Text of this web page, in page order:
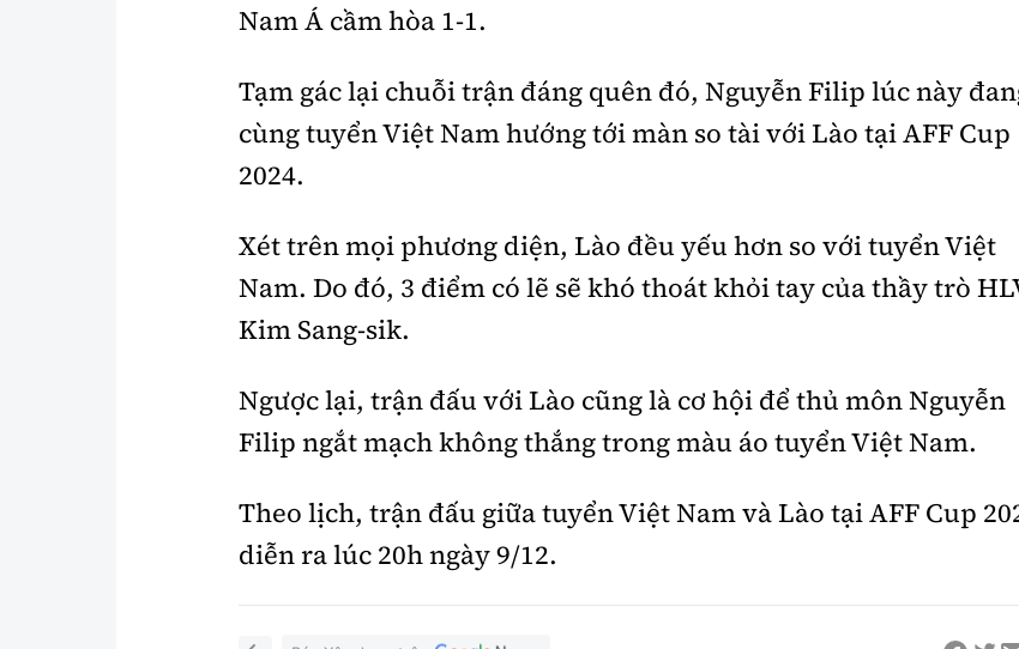
Nam Á cầm hòa 1-1.
Tạm gác lại chuỗi trận đáng quên đó, Nguyễn Filip lúc này
cùng tuyển Việt Nam hướng tới màn so tài với Lào tại AFF Cup
2024.
Xét trên mọi phương diện, Lào đều yếu hơn so với tuyển Việt
Nam. Do đó, 3 điểm có lẽ sẽ khó thoát khỏi tay của thầy trò
Kim Sang-sik.
Ngược lại, trận đấu với Lào cũng là cơ hội để thủ môn Nguyễn
Filip ngắt mạch không thắng trong màu áo tuyển Việt Nam.
Theo lịch, trận đấu giữa tuyển Việt Nam và Lào tại AFF Cup
diễn ra lúc 20h ngày 9/12.